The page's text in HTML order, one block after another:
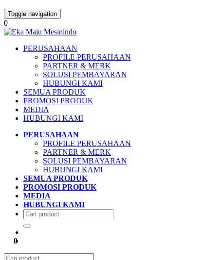
Toggle navigation
0
PERUSAHAAN
PROFILE PERUSAHAAN
PARTNER & MERK
SOLUSI PEMBAYARAN
HUBUNGI KAMI
SEMUA PRODUK
PROMOSI PRODUK
MEDIA
HUBUNGI KAMI
PERUSAHAAN
PROFILE PERUSAHAAN
PARTNER & MERK
SOLUSI PEMBAYARAN
HUBUNGI KAMI
SEMUA PRODUK
PROMOSI PRODUK
MEDIA
HUBUNGI KAMI
0